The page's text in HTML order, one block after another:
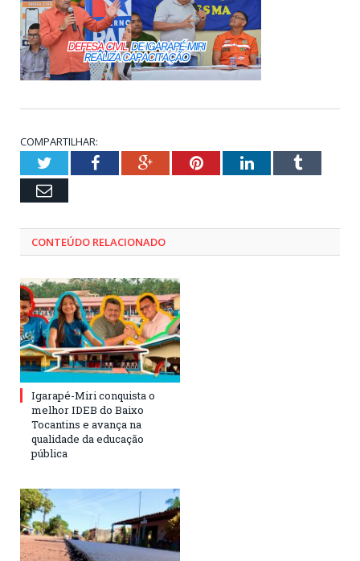
COMPARTILHAR:
TwitterFacebookGoogle+PinterestLinkedInTumblr
Email
CONTEÚDO RELACIONADO
Igarapé-Miri conquista o
melhor IDEB do Baixo
Tocantins e avança na
qualidade da educação
pública